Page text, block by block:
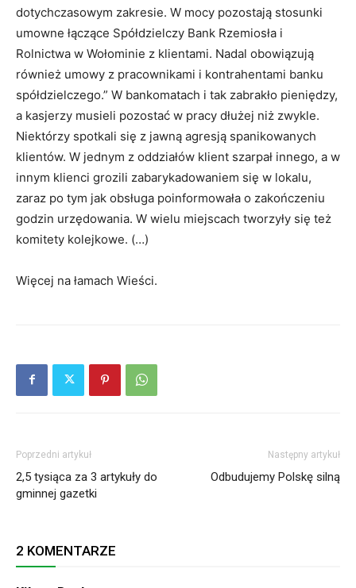
dotychczasowym zakresie. W mocy pozostają stosunki
umowne łączące Spółdzielczy Bank Rzemiosła i
Rolnictwa w Wołominie z klientami. Nadal obowiązują
również umowy z pracownikami i kontrahentami banku
spółdzielczego.” W bankomatach i tak zabrakło pieniędzy,
a kasjerzy musieli pozostać w pracy dłużej niż zwykle.
Niektórzy spotkali się z jawną agresją spanikowanych
klientów. W jednym z oddziałów klient szarpał innego, a w
innym klienci grozili zabarykadowaniem się w lokalu,
zaraz po tym jak obsługa poinformowała o zakończeniu
godzin urzędowania. W wielu miejscach tworzyły się też
komitety kolejkowe. (…)
Więcej na łamach Wieści.
Poprzedni artykuł
2,5 tysiąca za 3 artykuły do
gminnej gazetki
Następny artykuł
Odbudujemy Polskę silną
2 KOMENTARZE